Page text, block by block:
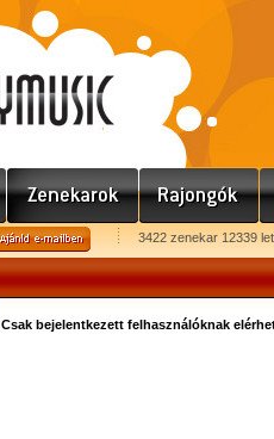
3422 zenekar 12339
Csak bejelentkezett felhasználóknak